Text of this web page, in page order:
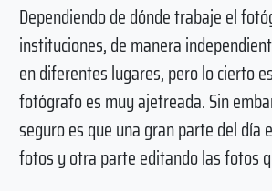
Dependiendo de dónde trabaje el
instituciones, de manera
en diferentes lugares, pero lo cierto
fotógrafo es muy ajetreada. Sin
seguro es que una gran parte del día
fotos y otra parte editando las fotos